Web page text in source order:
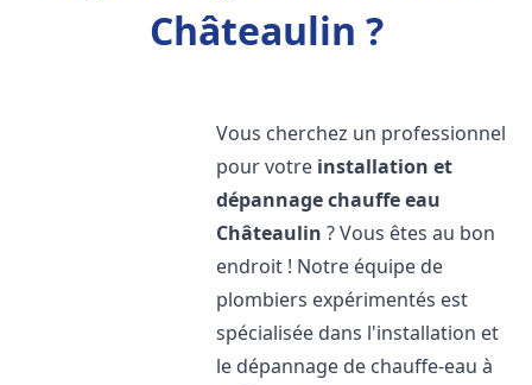
Châteaulin ?
Vous cherchez un professionnel
pour votre installation et
dépannage chauffe eau
Châteaulin ? Vous êtes au bon
endroit ! Notre équipe de
plombiers expérimentés est
spécialisée dans l'installation et
le dépannage de chauffe-eau à